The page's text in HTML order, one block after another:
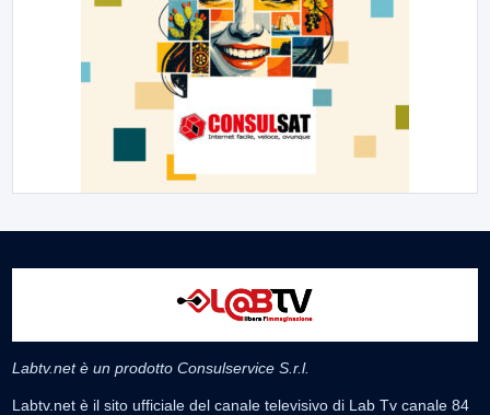
Labtv.net è un prodotto Consulservice S.r.l.
Labtv.net è il sito ufficiale del canale televisivo di Lab Tv canale 84